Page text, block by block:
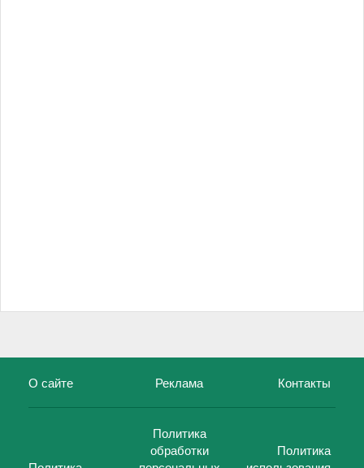
О сайте Реклама Контакты
Политика
обработки
Политика